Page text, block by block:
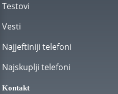
Testovi
Vesti
Najjeftiniji telefoni
Najskuplji telefoni
Kontakt